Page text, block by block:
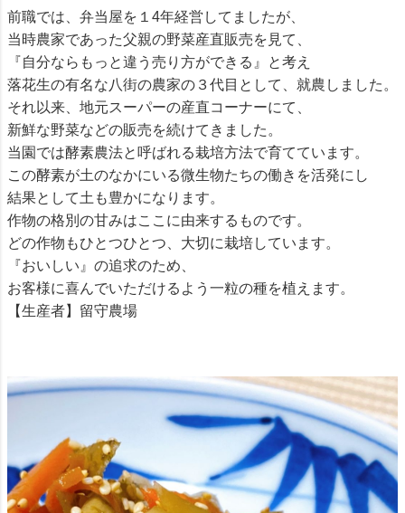
前職では、弁当屋を１4年経営してましたが、
当時農家であった父親の野菜産直販売を見て、
『自分ならもっと違う売り方ができる』と考え
落花生の有名な八街の農家の３代目として、就農しました。
それ以来、地元スーパーの産直コーナーにて、
新鮮な野菜などの販売を続けてきました。
当園では酵素農法と呼ばれる栽培方法で育てています。
この酵素が土のなかにいる微生物たちの働きを活発にし
結果として土も豊かになります。
作物の格別の甘みはここに由来するものです。
どの作物もひとつひとつ、大切に栽培しています。
『おいしい』の追求のため、
お客様に喜んでいただけるよう一粒の種を植えます。
【生産者】留守農場